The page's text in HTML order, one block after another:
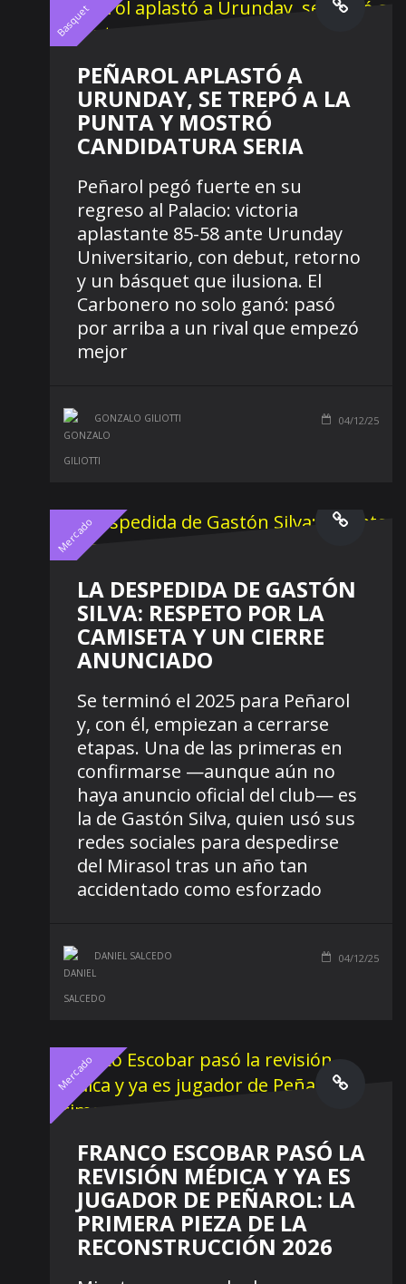
Basquet
PEÑAROL APLASTÓ A
URUNDAY, SE TREPÓ A LA
PUNTA Y MOSTRÓ
CANDIDATURA SERIA
Peñarol pegó fuerte en su
regreso al Palacio: victoria
aplastante 85-58 ante Urunday
Universitario, con debut, retorno
y un básquet que ilusiona. El
Carbonero no solo ganó: pasó
por arriba a un rival que empezó
mejor
GONZALO GILIOTTI 04/12/25
Mercado
LA DESPEDIDA DE GASTÓN
SILVA: RESPETO POR LA
CAMISETA Y UN CIERRE
ANUNCIADO
Se terminó el 2025 para Peñarol
y, con él, empiezan a cerrarse
etapas. Una de las primeras en
confirmarse —aunque aún no
haya anuncio oficial del club— es
la de Gastón Silva, quien usó sus
redes sociales para despedirse
del Mirasol tras un año tan
accidentado como esforzado
DANIEL SALCEDO 04/12/25
Mercado
FRANCO ESCOBAR PASÓ LA
REVISIÓN MÉDICA Y YA ES
JUGADOR DE PEÑAROL: LA
PRIMERA PIEZA DE LA
RECONSTRUCCIÓN 2026